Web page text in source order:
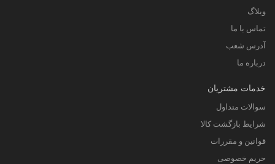
وبلاگ
تماس با ما
آدرس شعب
درباره ما
خدمات مشتریان
سوالات متداول
شرایط بازگشت کالا
قوانین و مقررات
حریم خصوصی